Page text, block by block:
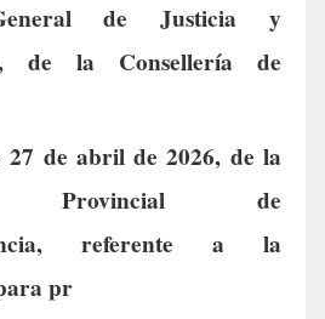
de Justicia y
de la Consellería de
27 de abril de 2026, de la
Provincial de
referente a la
pr